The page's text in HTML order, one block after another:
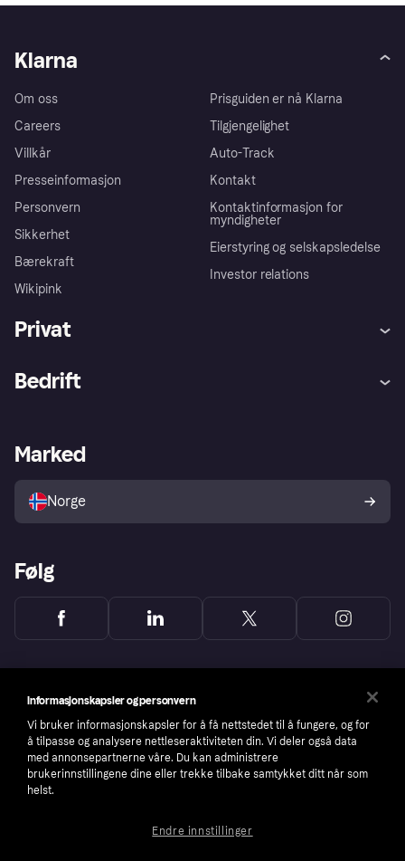
Klarna
Om oss
Careers
Villkår
Presseinformasjon
Personvern
Sikkerhet
Bærekraft
Wikipink
Prisguiden er nå Klarna
Tilgjengelighet
Auto-Track
Kontakt
Kontaktinformasjon for
myndigheter
Eierstyring og selskapsledelse
Investor relations
Privat
Utforsk butikker
Bedrift
Merchant portal
Marked
Norge
Følg
Informasjonskapsler og personvern
Vi bruker informasjonskapsler for å få nettstedet til å fungere, og for
å tilpasse og analysere nettleseraktiviteten din. Vi deler også data
med annonsepartnerne våre. Du kan administrere
brukerinnstillingene dine eller trekke tilbake samtykket ditt når som
helst.
Endre innstillinger